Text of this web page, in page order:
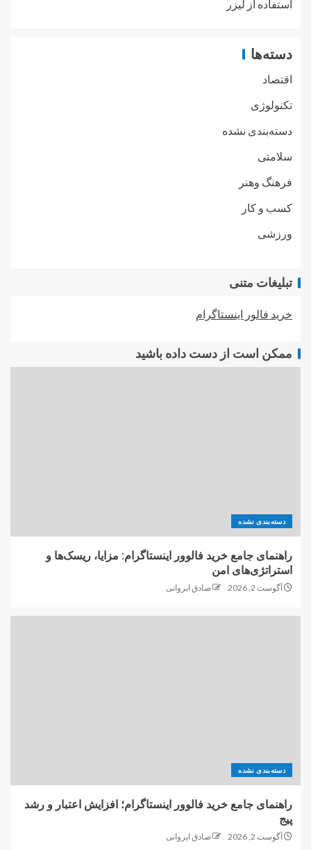
استفاده از لیزر
دسته‌ها
اقتصاد
تکنولوژی
دسته‌بندی نشده
سلامتی
فرهنگ وهنر
کسب و کار
ورزشی
تبلیغات متنی
خرید فالور اینستاگرام
ممکن است از دست داده باشید
دسته‌بندی نشده
راهنمای جامع خرید فالوور اینستاگرام: مزایا، ریسک‌ها و
استراتژی‌های امن
آگوست 2, 2026 صادق ایروانی
دسته‌بندی نشده
راهنمای جامع خرید فالوور اینستاگرام؛ افزایش اعتبار و رشد
پیج
آگوست 2, 2026 صادق ایروانی